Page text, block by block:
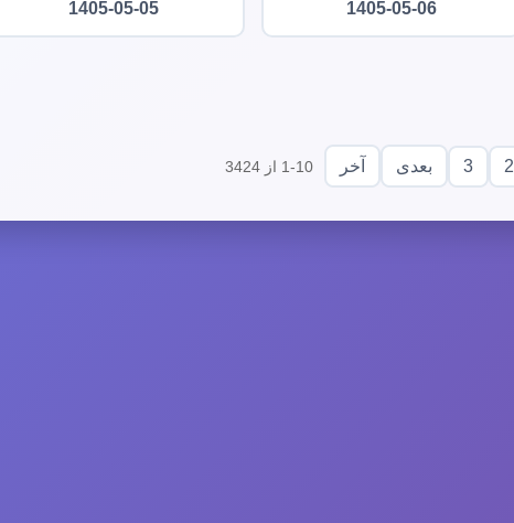
1405-05-06
1405-05-05
2
3 بعدی آخر 1-10 از 3424